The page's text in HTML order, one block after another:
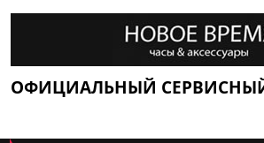
ОФИЦИАЛЬНЫЙ СЕРВИСНЫЙ